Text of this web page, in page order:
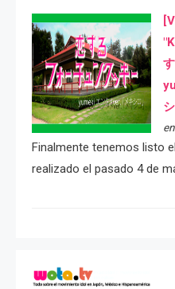
Finalmente tenemos listo
realizado el pasado 4 de